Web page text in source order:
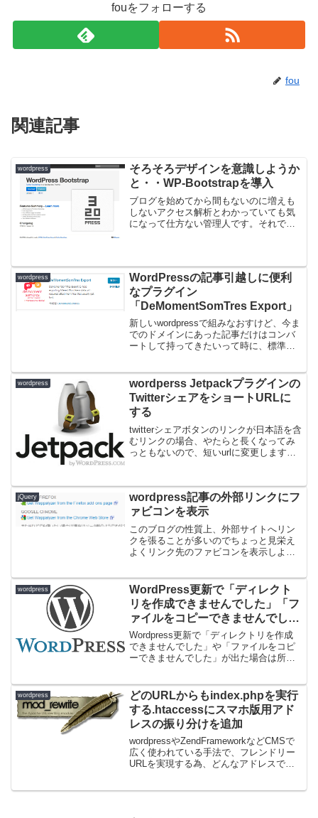
fouをフォローする
fou
関連記事
wordpress
そろそろデザインを意識しようか
と・・WP-Bootstrapを導入
ブログを始めてから間もないのに増えも
しないアクセス解析とわかっていても気
になって仕方ない管理人です。それでも
メモです。Wordpre...
wordpress
WordPressの記事引越しに便利
なプラグイン
「DeMomentSomTres Export」
新しいwordpressで組みなおすけど、今ま
でのドメインにあった記事だけはコンバ
ートして持ってきたいって時に、標準の
だし、投稿記事に使われている画像パス
も旧ドメイン...
wordpress
wordperss Jetpackプラグインの
TwitterシェアをショートURLに
する
twitterシェアボタンのリンクが日本語を含
むリンクの場合、やたらと長くなってみ
っともないので、短いurlに変更します。
する関数にwp_get_shortl...
jQuery
wordpress記事の外部リンクにフ
ァビコンを表示
このブログの性質上、外部サイトへリン
クを張ることが多いのでちょっと見栄え
よくリンク先のファビコンを表示しよう
そのブログはすっかり飛んでしまったの
で改めて調べました。とり...
wordpress
WordPress更新で「ディレクト
リを作成できませんでした」「フ
ァイルをコピーできませんでし
た」の対処法
Wordpress更新で「ディレクトリを作成
できませんでした」や「ファイルをコピ
ーできませんでした」が出た場合は所有
content以下のディレクトリだけでなくド
キュメント...
wordpress
どのURLからもindex.phpを実行
する.htaccessにスマホ版用アド
レスの振り分けを追加
wordpressやZendFrameworkなどCMSで
広く使われている手法で、フレンドリー
URLを実現する為、どんなアドレスでア